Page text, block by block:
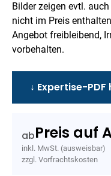
Bilder zeigen evtl.
nicht im Preis
Angebot freibleibend,
vorbehalten.
↓ Expertise-
abPreis auf
inkl. MwSt. (ausweisbar)
zzgl. Vorfrachtskosten